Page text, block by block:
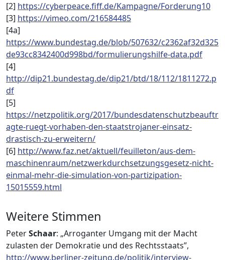
[2] https://cyberpeace.fiff.de/Kampagne/Forderung10
[3] https://vimeo.com/216584485
[4a]
https://www.bundestag.de/blob/507632/c2362af32d325
de93cc8342400d998bd/formulierungshilfe-data.pdf
[4]
http://dip21.bundestag.de/dip21/btd/18/112/1811272.p
df
[5]
https://netzpolitik.org/2017/bundesdatenschutzbeauftr
agte-ruegt-vorhaben-den-staatstrojaner-einsatz-
drastisch-zu-erweitern/
[6] http://www.faz.net/aktuell/feuilleton/aus-dem-
maschinenraum/netzwerkdurchsetzungsgesetz-nicht-
einmal-mehr-die-simulation-von-partizipation-
15015559.html
Weitere Stimmen
PeterSchaar: „Arroganter Umgang mit der Macht
zulasten der Demokratie und des Rechtsstaats”,
http://www.berliner-zeitung.de/politik/interview-